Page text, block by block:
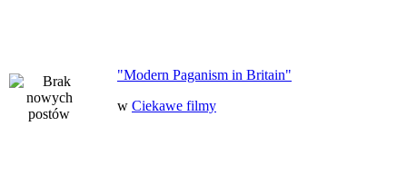
"Modern Paganism in Britain"
w Ciekawe filmy